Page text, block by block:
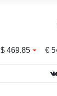
$469.85 €